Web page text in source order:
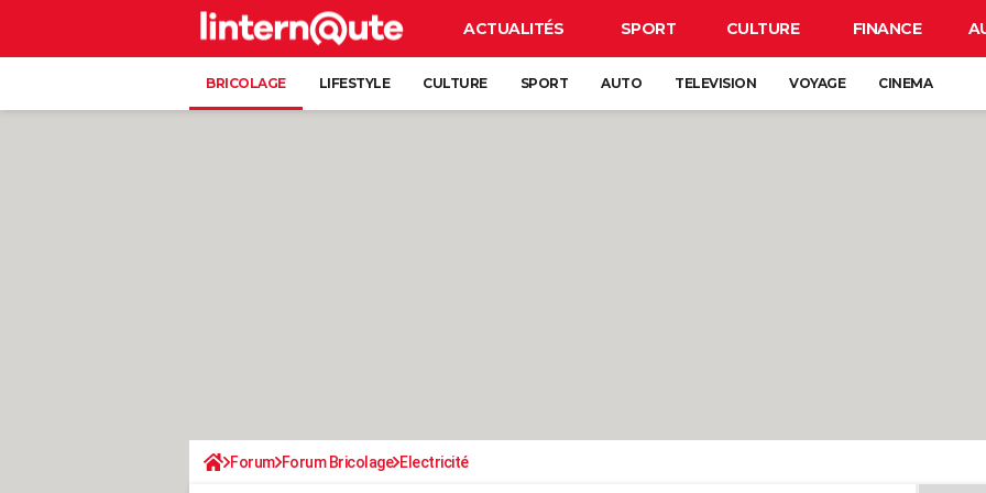
ACTUALITÉS SPORT CULTURE FINANCE
BRICOLAGE LIFESTYLE CULTURE SPORT AUTO TELEVISION VOYAGE CINEMA
Forum Forum Bricolage Electricité